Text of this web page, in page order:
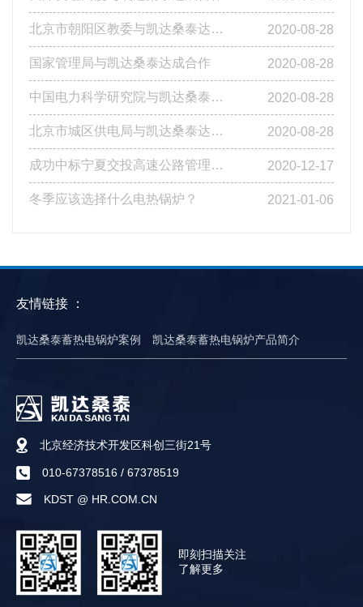
北京市朝阳区教委与凯达桑泰达成合作 2020-08-28
国家管理局与凯达桑泰达成合作 2020-08-28
中国电力科学研究院与凯达桑泰达成合作 2020-08-28
北京市城区供电局与凯达桑泰达成合作 2020-08-28
成功中标宁夏交投高速公路管理有限公司基层站点燃煤改造工程第四标段 2020-12-17
冬季应该选择什么电热锅炉？ 2021-01-06
友情链接 ：
凯达桑泰蓄热电锅炉案例 凯达桑泰蓄热电锅炉产品简介
北京经济技术开发区科创三街21号
010-67378516 / 67378519
KDST @ HR.COM.CN
即刻扫描关注
了解更多